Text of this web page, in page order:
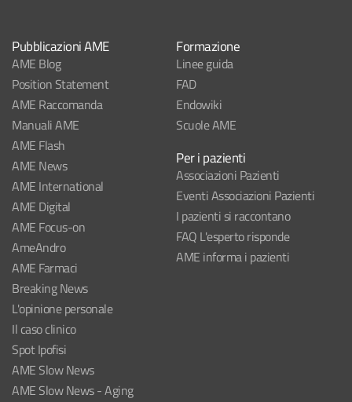
Pubblicazioni AME
AME Blog
Position Statement
AME Raccomanda
Manuali AME
AME Flash
AME News
AME International
AME Digital
AME Focus-on
AmeAndro
AME Farmaci
Breaking News
L'opinione personale
Il caso clinico
Spot Ipofisi
AME Slow News
AME Slow News - Aging
Formazione
Linee guida
FAD
Endowiki
Scuole AME
Per i pazienti
Associazioni Pazienti
Eventi Associazioni Pazienti
I pazienti si raccontano
FAQ L'esperto risponde
AME informa i pazienti